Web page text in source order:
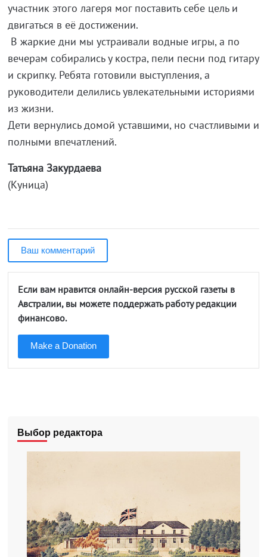
участник этого лагеря мог поставить себе цель и
двигаться в её достижении.
В жаркие дни мы устраивали водные игры, а по
вечерам собирались у костра, пели песни под гитару
и скрипку. Ребята готовили выступления, а
руководители делились увлекательными историями
из жизни.
Дети вернулись домой уставшими, но счастливыми и
полными впечатлений.
Татьяна Закурдаева
(Куница)
Ваш комментарий
Если вам нравится онлайн-версия русской газеты в
Австралии, вы можете поддержать работу редакции
финансово.
Make a Donation
Выбор редактора